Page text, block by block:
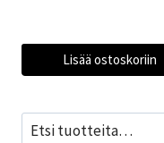
Lisää ostoskoriin
Etsi: